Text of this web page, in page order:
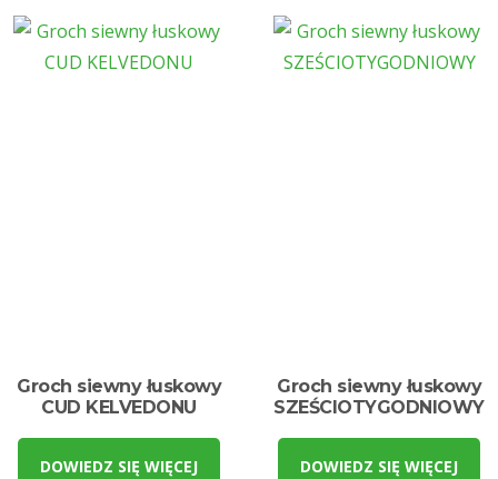
Groch siewny łuskowy
CUD KELVEDONU
DOWIEDZ SIĘ WIĘCEJ
Groch siewny łuskowy
SZEŚCIOTYGODNIOWY
DOWIEDZ SIĘ WIĘCEJ